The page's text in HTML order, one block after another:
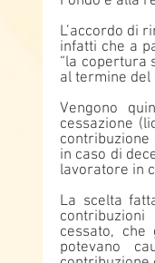
L’accordo di
infatti che a
“la copertura
al termine del
Vengono
cessazione
in caso di
lavoratore in
La scelta
cessato,
potevano